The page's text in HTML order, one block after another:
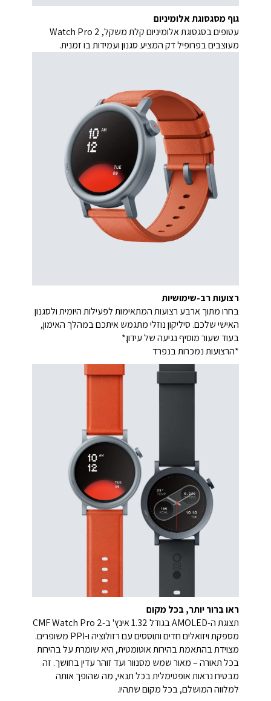
גוף מסגסוגת אלומיניום
עטופים בסגסוגת אלומיניום קלת משקל, Watch Pro 2
מעוצבים בפרופיל דק המציע סגנון ועמידות בו זמנית.
רצועות רב-שימושיות
בחרו מתוך ארבע רצועות המתאימות לפעילות היומית ולסגנון
האישי שלכם. סיליקון נוזלי מתגמש איתכם במהלך האימון,
בעוד שעור מוסיף נגיעה של עידון.*
*הרצועות נמכרות בנפרד
ראו ברור יותר, בכל מקום
תצוגת ה-AMOLED בגודל 1.32 אינץ' ב-CMF Watch Pro 2
מספקת ויזואלים חדים ותוססים עם רזולוציה ו-PPI משופרים.
מצוידת בהתאמת בהירות אוטומטית, היא שומרת על בהירות
בכל תאורה – מאור שמש מסנוור ועד זוהר עדין בחושך. זה
מבטיח נראות אופטימלית בכל תנאי, מה שהופך אותה
למלווה המושלם, בכל מקום שתהיו.